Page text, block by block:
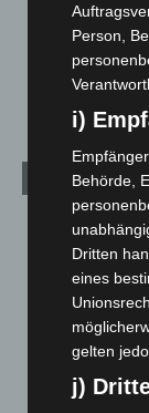
5. August 2026
Anklage nach
3. August 2026
Kategorien
Blaulicht
Corona-News
Hannover und
Langenhagen
Leserbriefe
Menschen
Person,
i)
Behörde,
Dritten
eines
gelten
j)